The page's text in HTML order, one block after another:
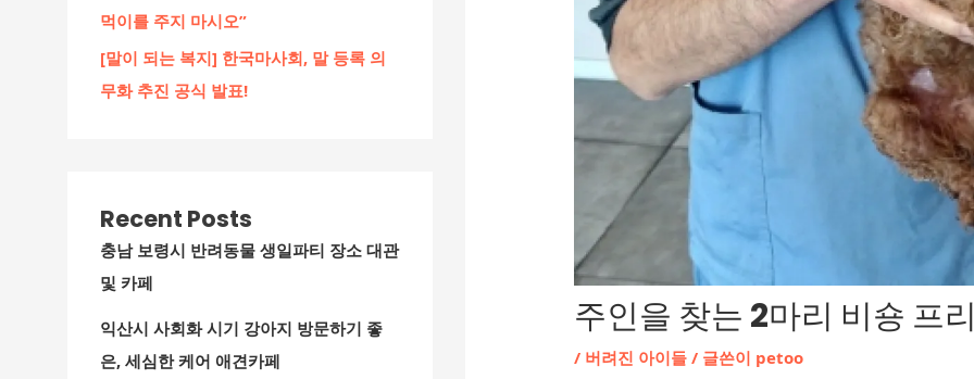
먹이를 주지 마시오”
[말이 되는 복지] 한국마사회, 말 등록 의
무화 추진 공식 발표!
Recent Posts
충남 보령시 반려동물 생일파티 장소 대관
및 카페
익산시 사회화 시기 강아지 방문하기 좋
은, 세심한 케어 애견카페
주인을 찾는 2마리 비숑 프
/ 버려진 아이들 / 글쓴이 petoo